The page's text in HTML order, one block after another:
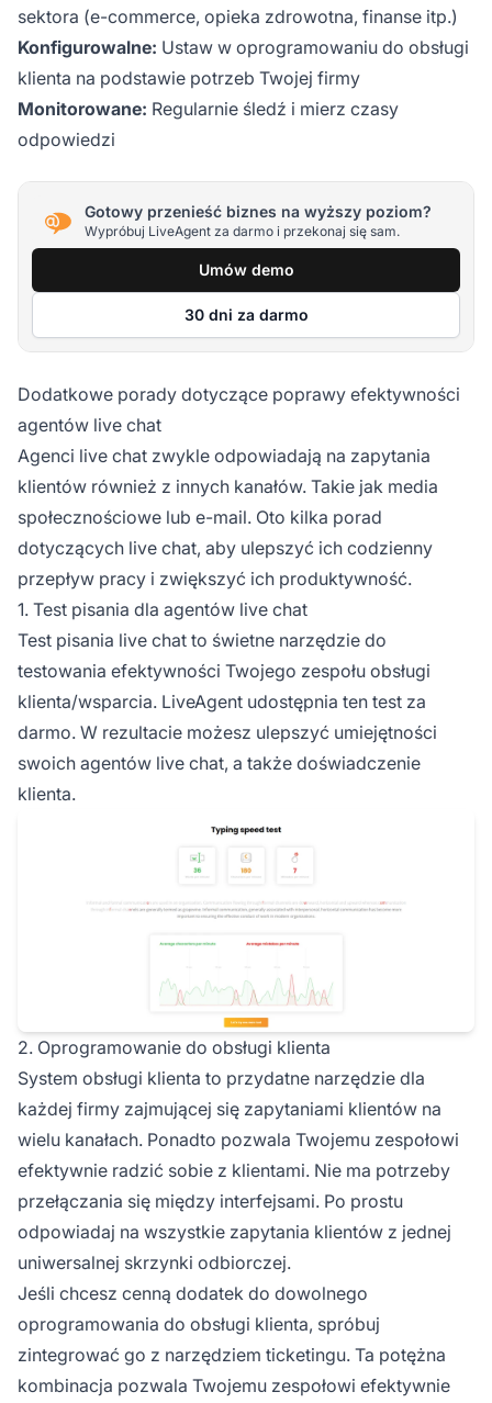
sektora (e-commerce, opieka zdrowotna, finanse itp.)
Konfigurowalne: Ustaw w oprogramowaniu do obsługi
klienta na podstawie potrzeb Twojej firmy
Monitorowane: Regularnie śledź i mierz czasy
odpowiedzi
Gotowy przenieść biznes na wyższy poziom?
Wypróbuj LiveAgent za darmo i przekonaj się sam.
Umów demo
30 dni za darmo
Dodatkowe porady dotyczące poprawy efektywności
agentów live chat
Agenci live chat zwykle odpowiadają na zapytania
klientów również z innych kanałów. Takie jak media
społecznościowe lub e-mail. Oto kilka porad
dotyczących live chat, aby ulepszyć ich codzienny
przepływ pracy i zwiększyć ich produktywność.
1. Test pisania dla agentów live chat
Test pisania live chat to świetne narzędzie do
testowania efektywności Twojego zespołu obsługi
klienta/wsparcia. LiveAgent udostępnia ten test za
darmo. W rezultacie możesz ulepszyć umiejętności
swoich agentów live chat, a także doświadczenie
klienta.
2. Oprogramowanie do obsługi klienta
System obsługi klienta to przydatne narzędzie dla
każdej firmy zajmującej się zapytaniami klientów na
wielu kanałach. Ponadto pozwala Twojemu zespołowi
efektywnie radzić sobie z klientami. Nie ma potrzeby
przełączania się między interfejsami. Po prostu
odpowiadaj na wszystkie zapytania klientów z jednej
uniwersalnej skrzynki odbiorczej.
Jeśli chcesz cenną dodatek do dowolnego
oprogramowania do obsługi klienta, spróbuj
zintegrować go z narzędziem ticketingu. Ta potężna
kombinacja pozwala Twojemu zespołowi efektywnie